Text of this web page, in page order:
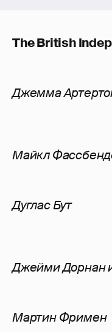
The British
Джемма
Майкл
Дуглас Бут
Джейми Дорнан
Мартин Фримен